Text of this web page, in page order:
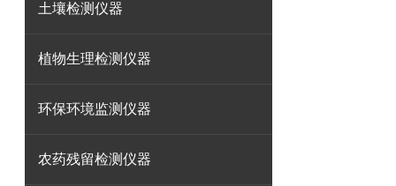
土壤检测仪器
植物生理检测仪器
环保环境监测仪器
农药残留检测仪器